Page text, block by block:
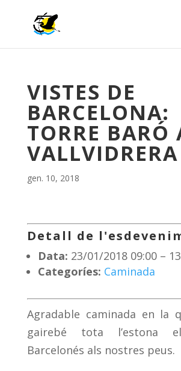
VISTES DE
BARCELONA:
TORRE BARÓ
VALLVIDRERA
gen. 10, 2018
Detall de
Data: 23/01/2018 09:00–
Categoríes: Caminada
Agradable caminada en la
gairebé tota l’estona
Barcelonés als nostres peus.